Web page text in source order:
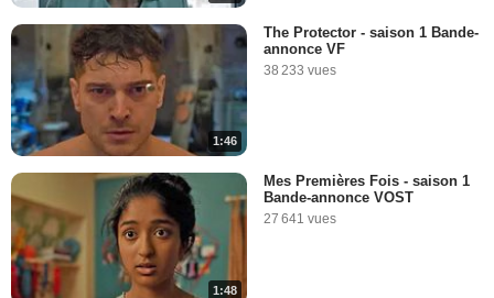
1:46
The Protector - saison 1 Bande-
annonce VF
38 233 vues
1:48
Mes Premières Fois - saison 1
Bande-annonce VOST
27 641 vues